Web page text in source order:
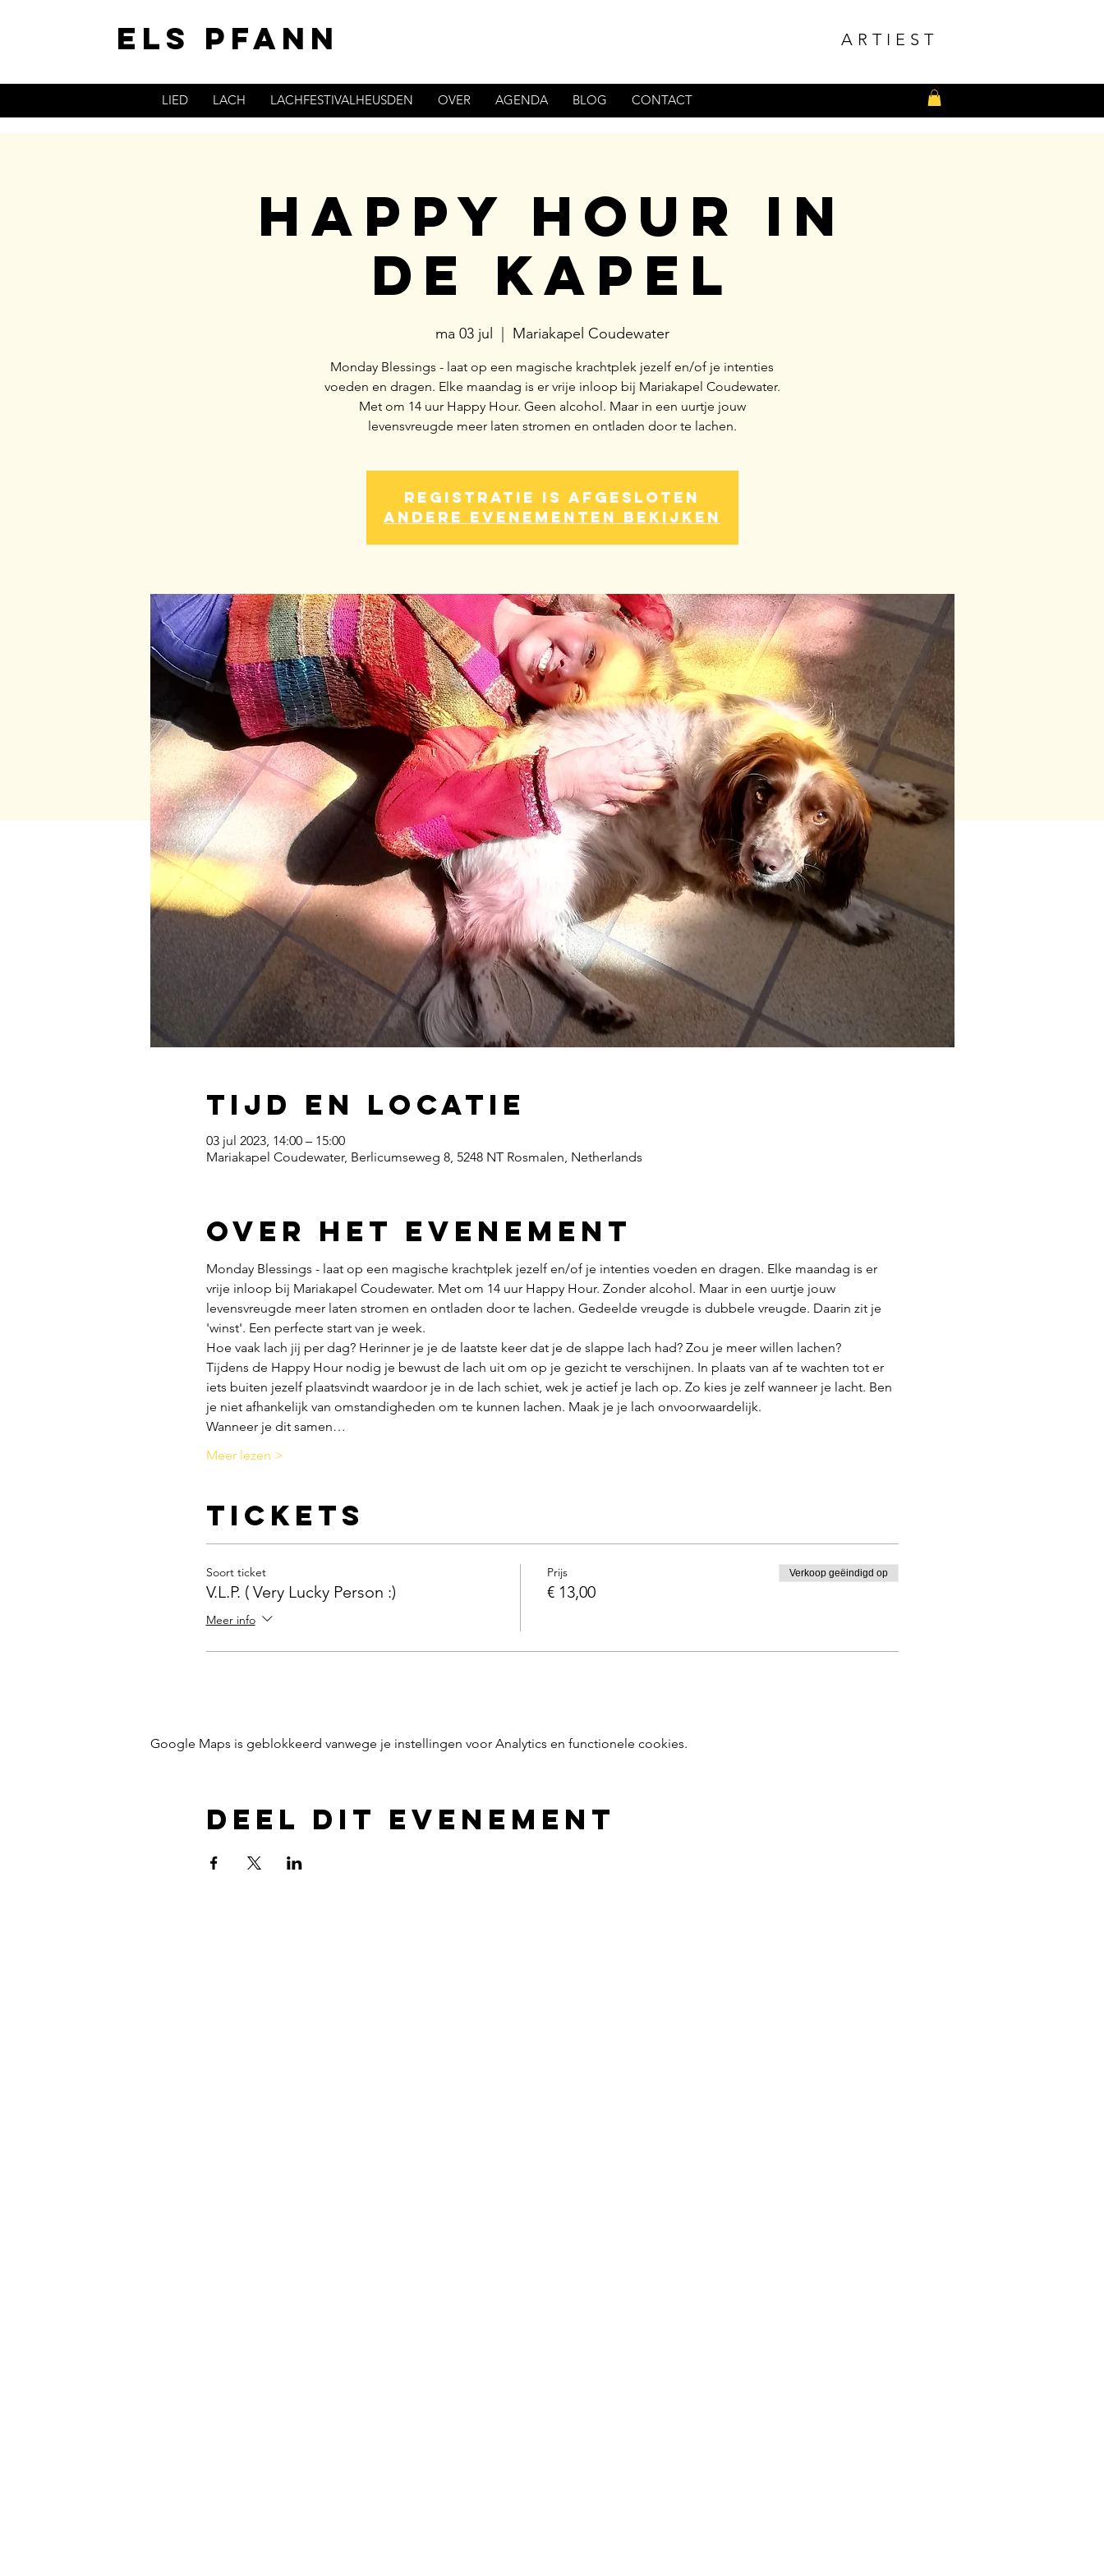
ELS PFANN ARTIEST
LIED LACH LACHFESTIVALHEUSDEN OVER AGENDA BLOG CONTACT
Happy Hour in
de Kapel
ma 03 jul Mariakapel Coudewater
Monday Blessings - laat op een magische krachtplek jezelf en/of je intenties
voeden en dragen. Elke maandag is er vrije inloop bij Mariakapel Coudewater.
Met om 14 uur Happy Hour. Geen alcohol. Maar in een uurtje jouw
levensvreugde meer laten stromen en ontladen door te lachen.
Registratie is afgesloten
Andere evenementen bekijken
Tijd en locatie
03 jul 2023, 14:00 – 15:00
Mariakapel Coudewater, Berlicumseweg 8, 5248 NT Rosmalen, Netherlands
Over het evenement
Monday Blessings - laat op een magische krachtplek jezelf en/of je intenties voeden en dragen. Elke maandag is er
vrije inloop bij Mariakapel Coudewater. Met om 14 uur Happy Hour. Zonder alcohol. Maar in een uurtje jouw
levensvreugde meer laten stromen en ontladen door te lachen. Gedeelde vreugde is dubbele vreugde. Daarin zit je
'winst'. Een perfecte start van je week.
Hoe vaak lach jij per dag? Herinner je je de laatste keer dat je de slappe lach had? Zou je meer willen lachen?
Tijdens de Happy Hour nodig je bewust de lach uit om op je gezicht te verschijnen. In plaats van af te wachten tot er
iets buiten jezelf plaatsvindt waardoor je in de lach schiet, wek je actief je lach op. Zo kies je zelf wanneer je lacht. Ben
je niet afhankelijk van omstandigheden om te kunnen lachen. Maak je je lach onvoorwaardelijk.
Wanneer je dit samen…
Meer lezen >
Tickets
Soort ticket
V.L.P. ( Very Lucky Person :)
Meer info
Prijs
€ 13,00
Verkoop geëindigd op
Google Maps is geblokkeerd vanwege je instellingen voor Analytics en functionele cookies.
Deel dit evenement